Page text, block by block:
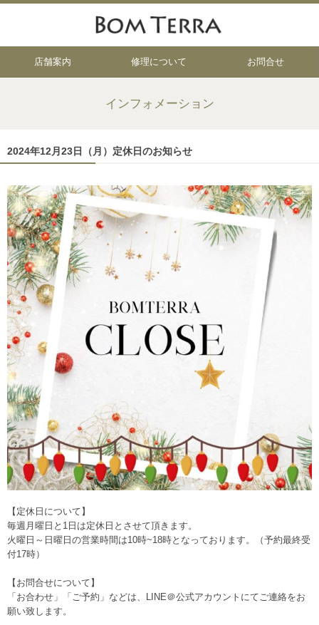
店舗案内 修理について お問合せ
インフォメーション
2024年12月23日（月）定休日のお知らせ
【定休日について】
毎週月曜日と1日は定休日とさせて頂きます。
火曜日～日曜日の営業時間は10時~18時となっております。（予約最終受
付17時）
【お問合せについて】
「お合わせ」「ご予約」などは、 LINE＠公式アカウント にてご連絡をお
願い致します。